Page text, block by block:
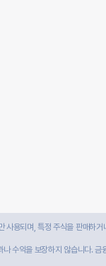
사용되며, 특정 주식을 판매하
수익을 보장하지 않습니다.